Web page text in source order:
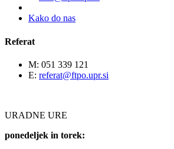
Kako do nas
Referat
M: 051 339 121
E: referat@ftpo.upr.si
URADNE URE
ponedeljek in torek: